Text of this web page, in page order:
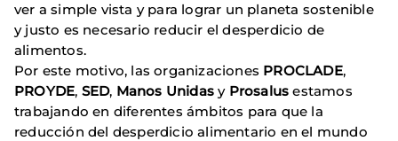
ver a simple vista y para lograr un planeta sostenible
y justo es necesario reducir el desperdicio de
alimentos.
Por este motivo, las organizaciones PROCLADE,
PROYDE, SED, Manos Unidas y Prosalus estamos
trabajando en diferentes ámbitos para que la
reducción del desperdicio alimentario en el mundo